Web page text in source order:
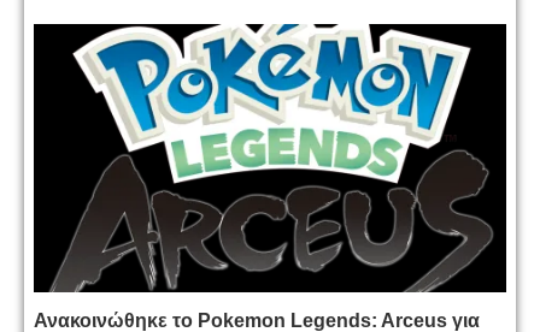
Ανακοινώθηκε το Pokemon Legends: Arceus για